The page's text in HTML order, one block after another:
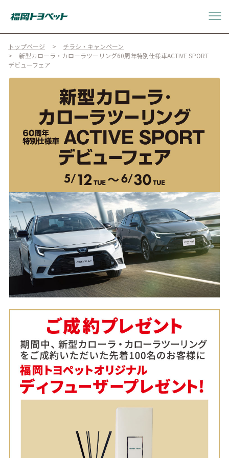
トップページ
チラシ・キャンペーン
新型カローラ・カローラツーリング60周年特別仕様車ACTIVE SPORT
デビューフェア